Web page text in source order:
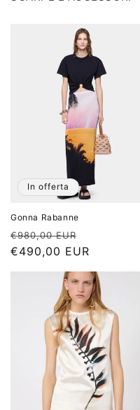
In offerta
Gonna Rabanne
Prezzo
di
listino
€980,00 EUR
scontato
€490,00 EUR